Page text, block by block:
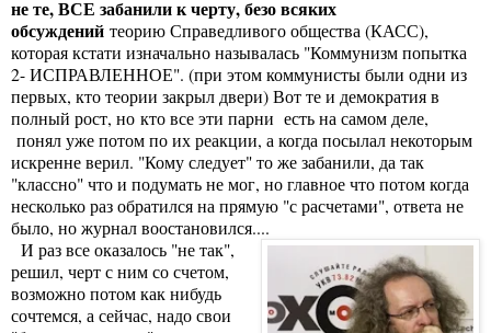
не те, ВСЕ забанили к черту, безо всяких
обсуждений теорию Справедливого общества (КАСС),
которая кстати изначально называлась "Коммунизм попытка
2- ИСПРАВЛЕННОЕ". (при этом коммунисты были одни из
первых, кто теории закрыл двери) Вот те и демократия в
полный рост, но кто все эти парни есть на самом деле,
понял уже потом по их реакции, а когда посылал некоторым
искренне верил. "Кому следует" то же забанили, да так
"классно" что и подумать не мог, но главное что потом когда
несколько раз обратился на прямую "с расчетами", ответа не
было, но журнал воостановился....
И раз все оказалось "не так",
решил, черт с ним со счетом,
возможно потом как нибудь
сочтемся, а сейчас, надо свои